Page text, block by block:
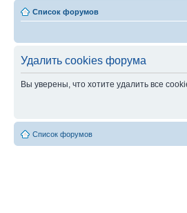
Список форумов
Удалить cookies форума
Вы уверены, что хотите удалить все
Список форумов